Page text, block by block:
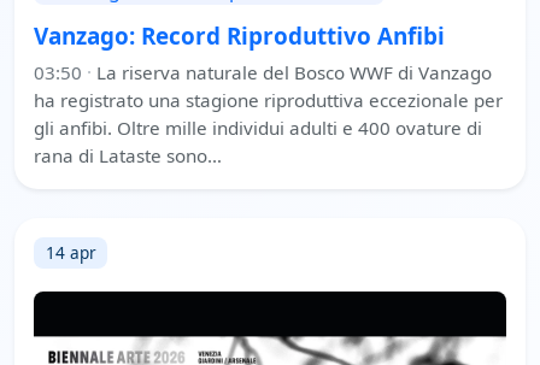
Vanzago: Record Riproduttivo Anfibi
03:50 · La riserva naturale del Bosco WWF di Vanzago
ha registrato una stagione riproduttiva eccezionale per
gli anfibi. Oltre mille individui adulti e 400 ovature di
rana di Lataste sono…
14 apr